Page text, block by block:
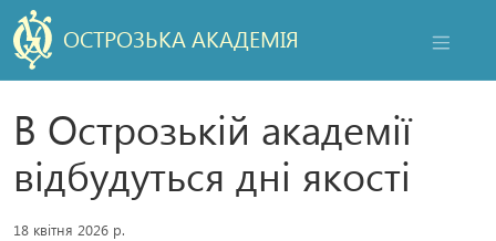
ОСТРОЗЬКА АКАДЕМІЯ
В Острозькій академії
відбудуться дні якості
18 квітня 2026 р.